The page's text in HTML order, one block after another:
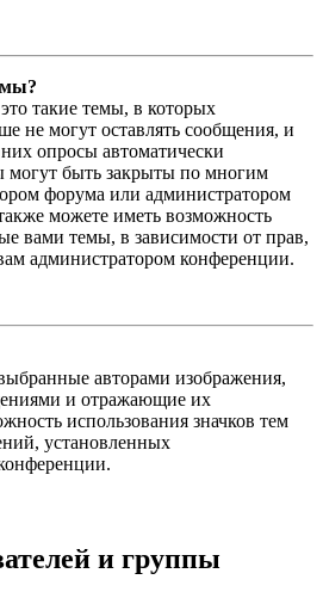
такие темы, в которых
не могут оставлять сообщения, и
опросы автоматически
могут быть закрыты по многим
форума или администратором
можете иметь возможность
вами темы, в зависимости от прав,
администратором конференции.
авторами изображения,
и отражающие их
использования значков тем
установленных
и группы